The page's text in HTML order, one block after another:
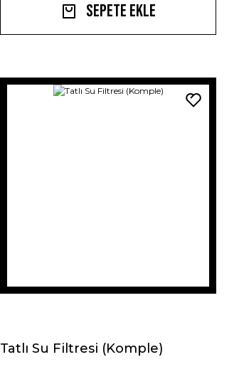
Sepete Ekle
Tatlı Su Filtresi (Komple)